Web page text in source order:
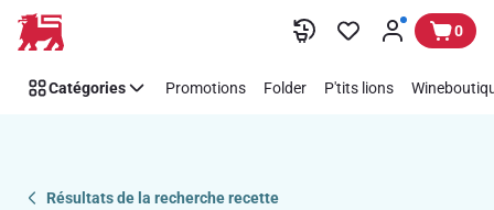
Passer
Recipe
Details
0
Catégories Promotions Folder P'tits lions
Résultats de la recherche recette